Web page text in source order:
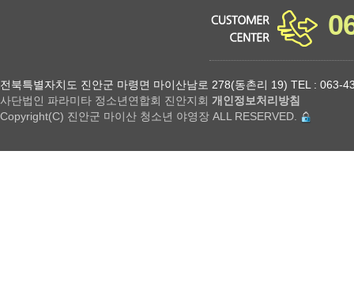
전북특별자치도 진안군 마령면 마이산남로 278(동촌리 19) TEL : 063-
사단법인 파라미타 정소년연합회 진안지회 개인정보처리방침
Copyright(C) 진안군 마이산 청소년 야영장 ALL RESERVED.